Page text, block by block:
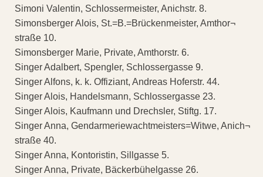
Simoni Valentin, Schlossermeister, Anichstr. 8.
Simonsberger Alois, St.=B.=Brückenmeister, Amthor¬
straße 10.
Simonsberger Marie, Private, Amthorstr. 6.
Singer Adalbert, Spengler, Schlossergasse 9.
Singer Alfons, k. k. Offiziant, Andreas Hoferstr. 44.
Singer Alois, Handelsmann, Schlossergasse 23.
Singer Alois, Kaufmann und Drechsler, Stiftg. 17.
Singer Anna, Gendarmeriewachtmeisters=Witwe, Anich¬
straße 40.
Singer Anna, Kontoristin, Sillgasse 5.
Singer Anna, Private, Bäckerbühelgasse 26.